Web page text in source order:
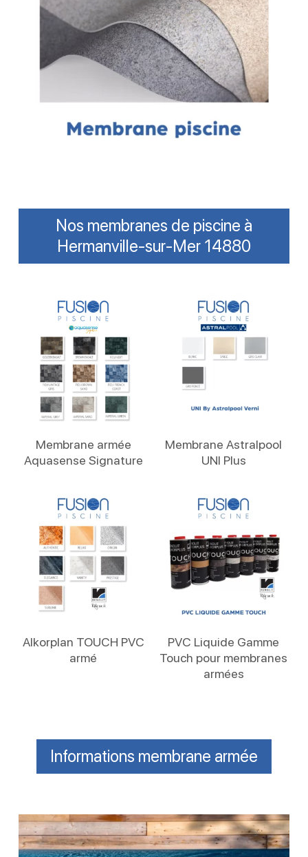
Nos membranes de piscine à
Hermanville-sur-Mer 14880
Membrane armée
Aquasense Signature
Membrane Astralpool
UNI Plus
Alkorplan TOUCH PVC
armé
PVC Liquide Gamme
Touch pour membranes
armées
Informations membrane armée
Membrane
armée